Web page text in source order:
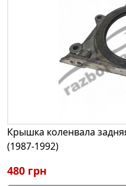
Крышка коленвала
(1987-1992)
480 грн